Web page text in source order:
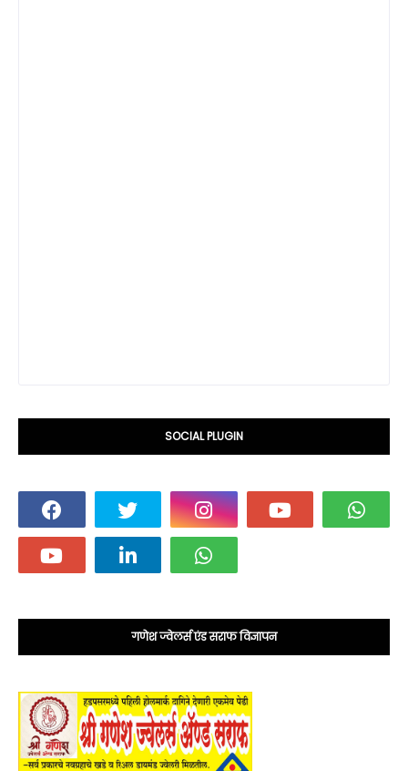
SOCIAL PLUGIN
गणेश ज्वेलर्स एंड सराफ विज्ञापन